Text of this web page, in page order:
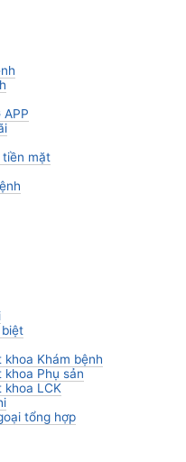
APP
tiền mặt
Khám bệnh
Phụ sản
khoa LCK
tổng hợp